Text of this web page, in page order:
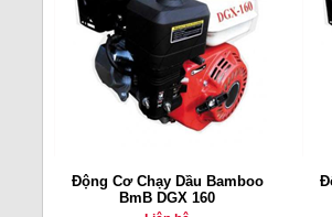
Động Cơ Chạy Dầu Bamboo
BmB DGX 160